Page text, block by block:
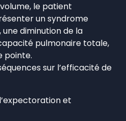
le patient
un syndrome
diminution de la
pulmonaire totale,
pointe.
sur l’efficacité de
et